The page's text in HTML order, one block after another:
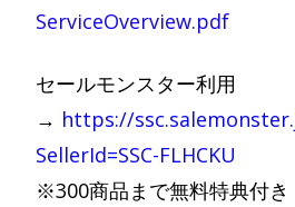
ServiceOverview.pdf
セールモンスター利用
→ https://
SellerId=SSC-FLHCKU
※300商品まで無料特典付き